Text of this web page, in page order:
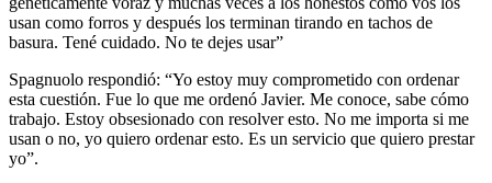
usan como forros y después los terminan tirando en tachos de
basura. Tené cuidado. No te dejes usar”
Spagnuolo respondió: “Yo estoy muy comprometido con ordenar
esta cuestión. Fue lo que me ordenó Javier. Me conoce, sabe cómo
trabajo. Estoy obsesionado con resolver esto. No me importa si me
usan o no, yo quiero ordenar esto. Es un servicio que quiero prestar
yo”.